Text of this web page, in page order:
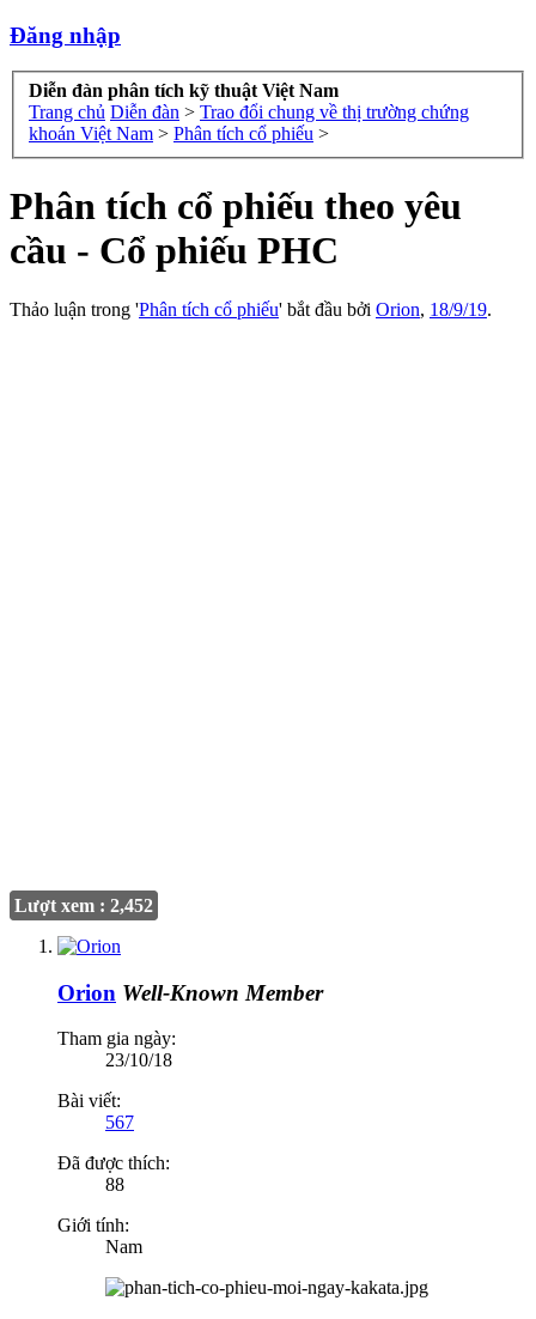
Đăng nhập
Diễn đàn phân tích kỹ thuật Việt Nam
Trang chủ Diễn đàn > Trao đổi chung về thị trường chứng
khoán Việt Nam > Phân tích cổ phiếu >
Phân tích cổ phiếu theo yêu
cầu - Cổ phiếu PHC
Thảo luận trong 'Phân tích cổ phiếu' bắt đầu bởi Orion, 18/9/19.
Lượt xem : 2,452
Orion Well-Known Member
Tham gia ngày:
23/10/18
Bài viết:
567
Đã được thích:
88
Giới tính:
Nam